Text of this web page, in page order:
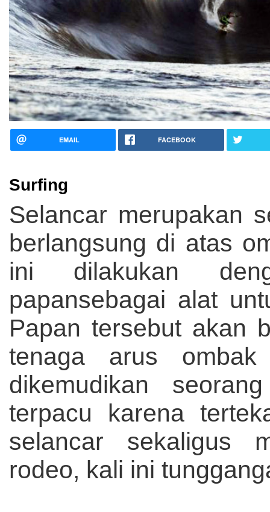
EMAIL FACEBOOK
Surfing
Selancar merupakan
berlangsung di atas
ini dilakukan
papansebagai alat
Papan tersebut akan
tenaga arus
dikemudikan
terpacu karena
selancar sekaligus
rodeo, kali ini